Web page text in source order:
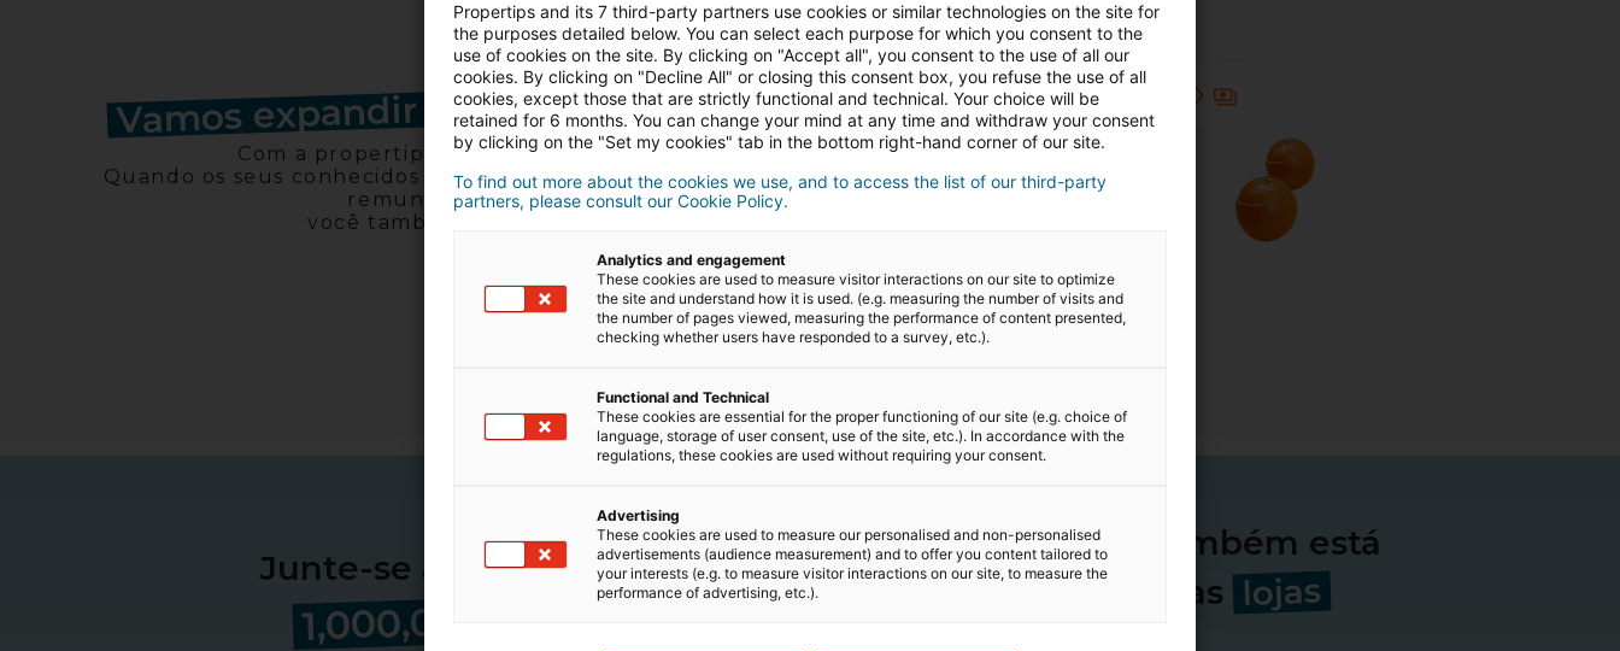
Vamos expandir seus conhecidos
Com a propertips, todos ganham!
Quando os seus conhecidos fazem recomendações e são
remunerados,
você também ganha!
Junte-se a uma rede de
1,000,000 tipsers
A propertips também está
disponível nas lojas
Propertips and its 7 third-party partners use cookies or similar technologies on the site for
the purposes detailed below. You can select each purpose for which you consent to the
use of cookies on the site. By clicking on "Accept all", you consent to the use of all our
cookies. By clicking on "Decline All" or closing this consent box, you refuse the use of all
cookies, except those that are strictly functional and technical. Your choice will be
retained for 6 months. You can change your mind at any time and withdraw your consent
by clicking on the "Set my cookies" tab in the bottom right-hand corner of our site.
To find out more about the cookies we use, and to access the list of our third-party
partners, please consult our Cookie Policy.
Analytics and engagement
These cookies are used to measure visitor interactions on our site to optimize
the site and understand how it is used. (e.g. measuring the number of visits and
the number of pages viewed, measuring the performance of content presented,
checking whether users have responded to a survey, etc.).
Functional and Technical
These cookies are essential for the proper functioning of our site (e.g. choice of
language, storage of user consent, use of the site, etc.). In accordance with the
regulations, these cookies are used without requiring your consent.
Advertising
These cookies are used to measure our personalised and non-personalised
advertisements (audience measurement) and to offer you content tailored to
your interests (e.g. to measure visitor interactions on our site, to measure the
performance of advertising, etc.).